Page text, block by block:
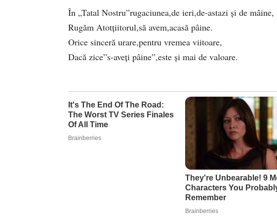
În „Tatal Nostru”rugaciunea,de ieri,de-astazi și de mâine,
Rugăm Atotțiitorul,să avem,acasă pâine.
Orice sinceră urare,pentru vremea viitoare,
Dacă zice”s-aveți pâine”,este și mai de valoare.